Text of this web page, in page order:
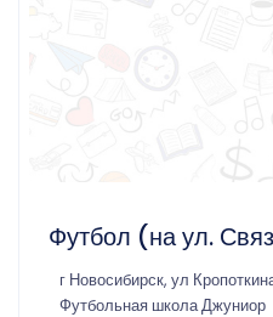
Футбол (на ул.
г Новосибирск, ул
Футбольная школа Джуниор